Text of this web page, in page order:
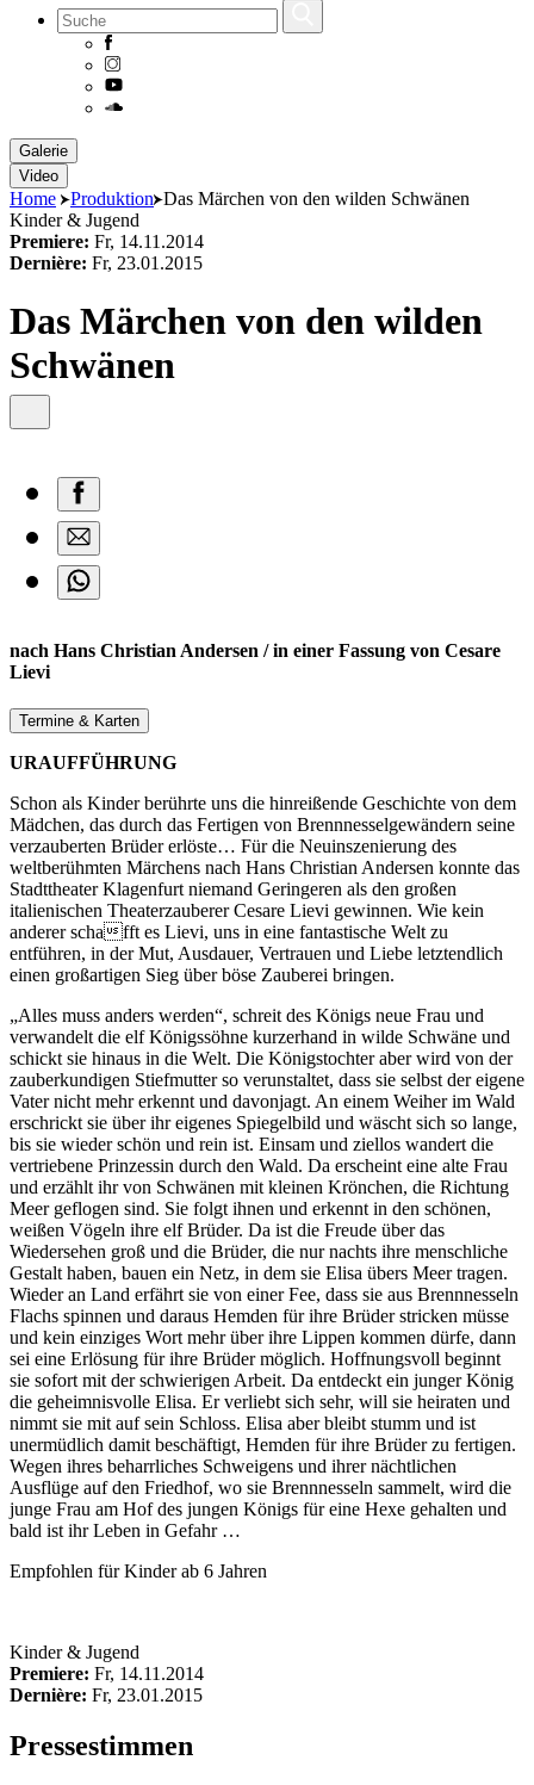
Skip
to
content
Galerie
Video
Home Produktion Das Märchen von den wilden Schwänen
Kinder & Jugend
Premiere: Fr, 14.11.2014
Dernière: Fr, 23.01.2015
Das Märchen von den wilden
Schwänen
nach Hans Christian Andersen / in einer Fassung von Cesare
Lievi
Termine & Karten
URAUFFÜHRUNG
Schon als Kinder berührte uns die hinreißende Geschichte von dem
Mädchen, das durch das Fertigen von Brennnesselgewändern seine
verzauberten Brüder erlöste… Für die Neuinszenierung des
weltberühmten Märchens nach Hans Christian Andersen konnte das
Stadttheater Klagenfurt niemand Geringeren als den großen
italienischen Theaterzauberer Cesare Lievi gewinnen. Wie kein
anderer schafft es Lievi, uns in eine fantastische Welt zu
entführen, in der Mut, Ausdauer, Vertrauen und Liebe letztendlich
einen großartigen Sieg über böse Zauberei bringen.
„Alles muss anders werden“, schreit des Königs neue Frau und
verwandelt die elf Königssöhne kurzerhand in wilde Schwäne und
schickt sie hinaus in die Welt. Die Königstochter aber wird von der
zauberkundigen Stiefmutter so verunstaltet, dass sie selbst der eigene
Vater nicht mehr erkennt und davonjagt. An einem Weiher im Wald
erschrickt sie über ihr eigenes Spiegelbild und wäscht sich so lange,
bis sie wieder schön und rein ist. Einsam und ziellos wandert die
vertriebene Prinzessin durch den Wald. Da erscheint eine alte Frau
und erzählt ihr von Schwänen mit kleinen Krönchen, die Richtung
Meer geflogen sind. Sie folgt ihnen und erkennt in den schönen,
weißen Vögeln ihre elf Brüder. Da ist die Freude über das
Wiedersehen groß und die Brüder, die nur nachts ihre menschliche
Gestalt haben, bauen ein Netz, in dem sie Elisa übers Meer tragen.
Wieder an Land erfährt sie von einer Fee, dass sie aus Brennnesseln
Flachs spinnen und daraus Hemden für ihre Brüder stricken müsse
und kein einziges Wort mehr über ihre Lippen kommen dürfe, dann
sei eine Erlösung für ihre Brüder möglich. Hoffnungsvoll beginnt
sie sofort mit der schwierigen Arbeit. Da entdeckt ein junger König
die geheimnisvolle Elisa. Er verliebt sich sehr, will sie heiraten und
nimmt sie mit auf sein Schloss. Elisa aber bleibt stumm und ist
unermüdlich damit beschäftigt, Hemden für ihre Brüder zu fertigen.
Wegen ihres beharrliches Schweigens und ihrer nächtlichen
Ausflüge auf den Friedhof, wo sie Brennnesseln sammelt, wird die
junge Frau am Hof des jungen Königs für eine Hexe gehalten und
bald ist ihr Leben in Gefahr …
Empfohlen für Kinder ab 6 Jahren
Kinder & Jugend
Premiere: Fr, 14.11.2014
Dernière: Fr, 23.01.2015
Pressestimmen